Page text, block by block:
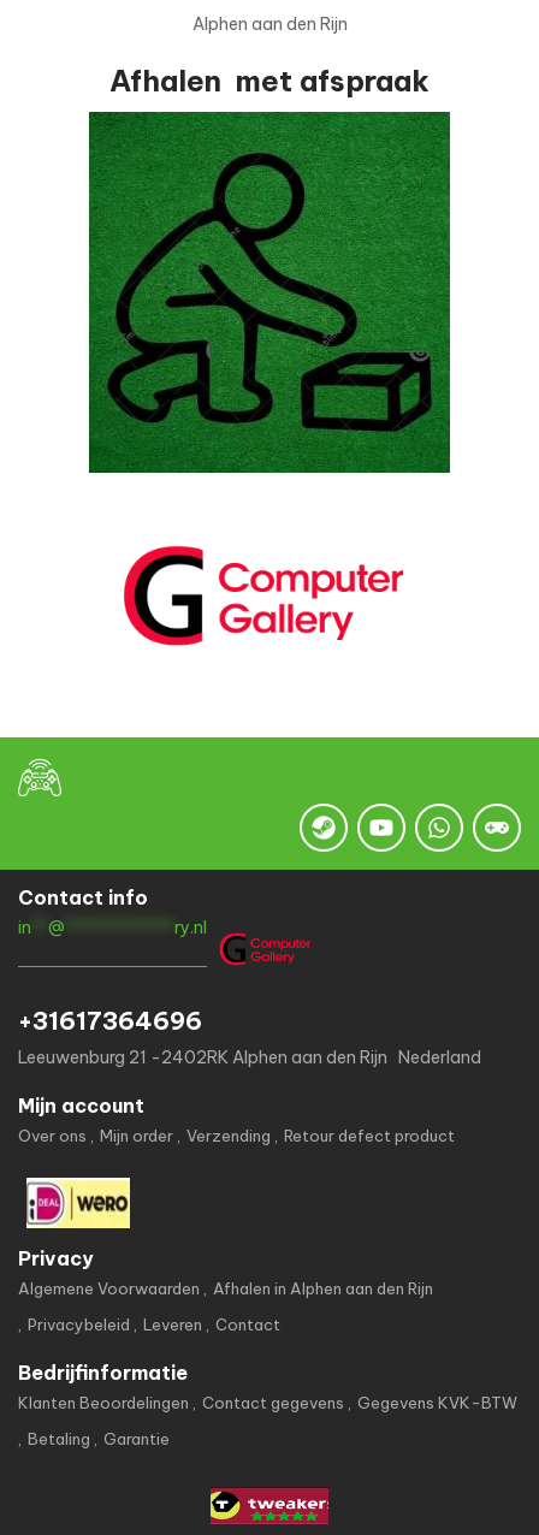
Alphen aan den Rijn
Afhalen met afspraak
Contact info
in @ ry.nl
+31617364696
Leeuwenburg 21 -2402RK Alphen aan den Rijn Nederland
Mijn account
Over ons Mijn order Verzending Retour defect product
Privacy
Algemene Voorwaarden
Afhalen in Alphen aan den Rijn
Privacybeleid
Leveren Contact
Bedrijfinformatie
Klanten Beoordelingen Contact gegevens
Gegevens KVK-BTW
Betaling
Garantie